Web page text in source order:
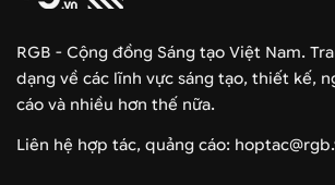
RGB - Cộng đồng Sáng tạo Việt Nam.
dạng về các lĩnh vực sáng tạo, thiết kế,
cáo và nhiều hơn thế nữa.
Liên hệ hợp tác, quảng cáo: